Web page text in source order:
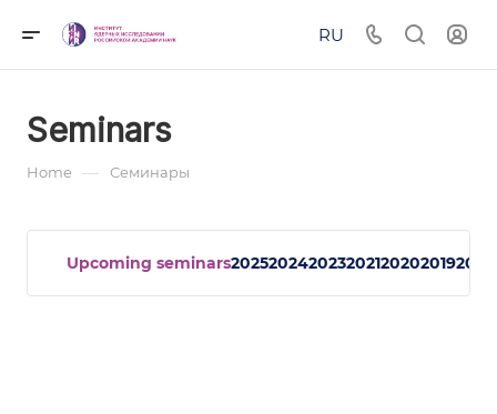
RU
Seminars
Home — Семинары
Upcoming seminars2025202420232021202020192018